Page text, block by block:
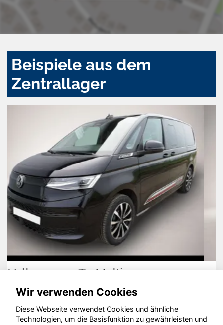
Beispiele aus dem
Zentrallager
Volkswagen Polo
Wir verwenden Cookies
Diese Webseite verwendet Cookies und ähnliche
Technologien, um die Basisfunktion zu gewährleisten und